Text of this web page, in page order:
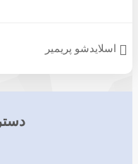
اسلایدشو پریمیر